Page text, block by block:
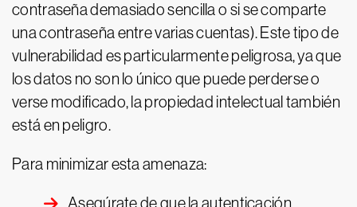
contraseña demasiado sencilla o si se comparte
una contraseña entre varias cuentas). Este tipo de
vulnerabilidad es particularmente peligrosa, ya que
los datos no son lo único que puede perderse o
verse modificado, la propiedad intelectual también
está en peligro.
Para minimizar esta amenaza:
Asegúrate de que la autenticación